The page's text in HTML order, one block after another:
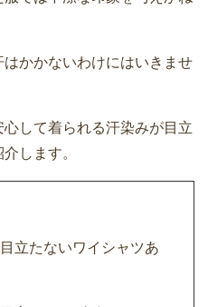
かかないわけにはいきませ
して着られる汗染みが目立
します。
立たないワイシャツあ